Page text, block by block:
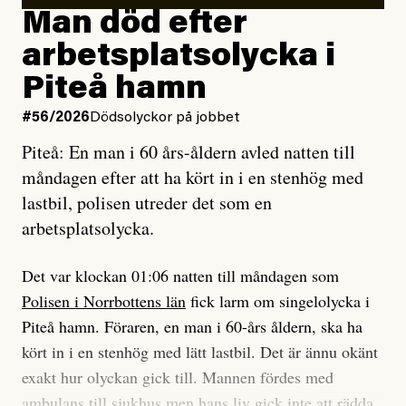
Vad betyder det att vara en röd, grön och oberoende
tidning?
Vad är bra journalistik?
Ett försök till korta svar som jag hoppas kan förtydliga
för Kuhn och Sassarinis-McGowan och andra hur jag
som chefredaktör ser på Dagens ETC:s uppdrag och
roll.
Vi skriver för våra läsare som vill bli informerade,
överraskade, bekräftade, utmanade – och som kräver
att vi granskar allt och alla.
Vi är som sagt en röd, grön och oberoende tidning.
Jag lärde mig renovera
enligt uråldrig metod
och lade min sista ungdom
på att laga en gammal bod.
Jag sökte ljuset och meningen,
efter det som var rent, rätt och sant,
och aldrig såg jag det klarare än
när jag ombord på bussen hjälpte en tant.
#23/2026Intervjun
Jesper Lundby: ”Livet i sig
är ganska politiskt”
Man död efter
arbetsplatsolycka i
Piteå hamn
#56/2026 Dödsolyckor på jobbet
Piteå: En man i 60 års-åldern avled natten till
måndagen efter att ha kört in i en stenhög med
lastbil, polisen utreder det som en
arbetsplatsolycka.
Det var klockan 01:06 natten till måndagen som
Polisen i Norrbottens län fick larm om singelolycka i
Piteå hamn. Föraren, en man i 60-års åldern, ska ha
kört in i en stenhög med lätt lastbil. Det är ännu okänt
exakt hur olyckan gick till. Mannen fördes med